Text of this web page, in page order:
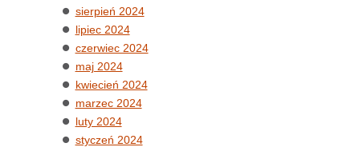
sierpień 2024
lipiec 2024
czerwiec 2024
maj 2024
kwiecień 2024
marzec 2024
luty 2024
styczeń 2024